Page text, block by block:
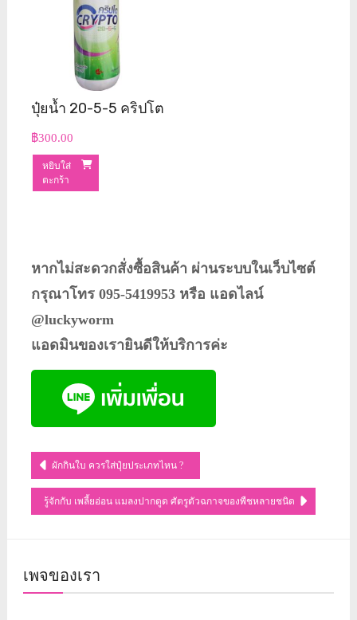
ปุ๋ยน้ำ 20-5-5 คริปโต
฿300.00
หยิบใส่
ตะกร้า
หากไม่สะดวกสั่งซื้อสินค้า ผ่านระบบในเว็บไซต์
กรุณาโทร 095-5419953 หรือ แอดไลน์
@luckyworm
แอดมินของเรายินดีให้บริการค่ะ
แนะแนว
เรื่อง
ผักกินใบ ควรใส่ปุ๋ยประเภทไหน ?
รู้จักกับ เพลี้ยอ่อน แมลงปากดูด ศัตรูตัวฉกาจของพืชหลายชนิด
เพจของเรา